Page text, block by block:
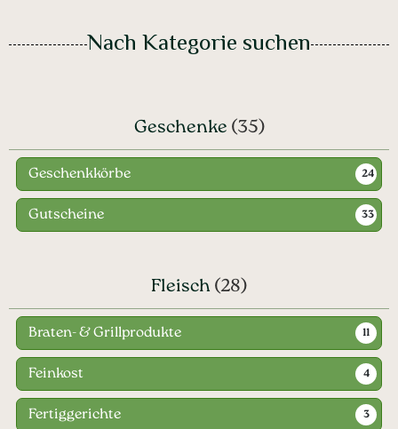
Nach Kategorie suchen
Geschenke (35)
Geschenkkörbe 24
Gutscheine 33
Fleisch (28)
Braten- & Grillprodukte 11
Feinkost 4
Fertiggerichte 3